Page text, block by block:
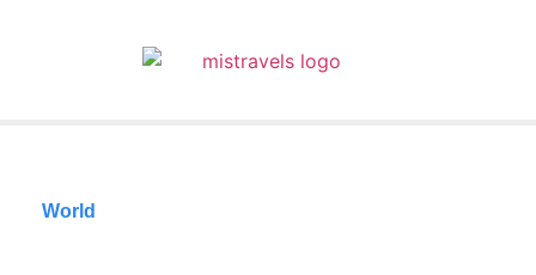
World